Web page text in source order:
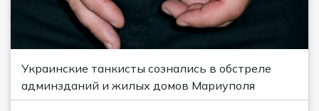
Украинские танкисты сознались в обстреле
админзданий и жилых домов Мариуполя